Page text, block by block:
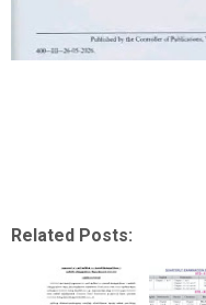
Related Posts: